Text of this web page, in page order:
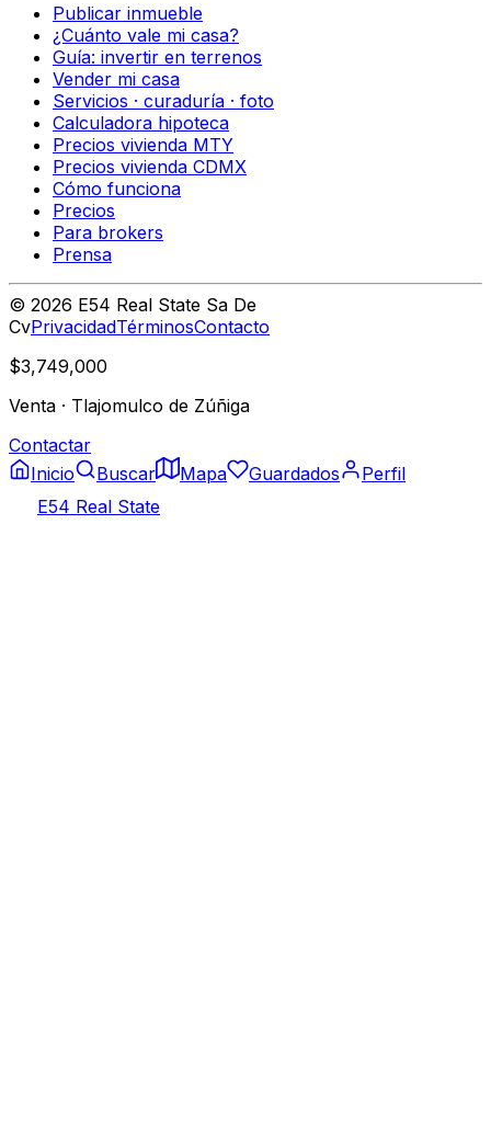
Publicar inmueble
¿Cuánto vale mi casa?
Guía: invertir en terrenos
Vender mi casa
Servicios · curaduría · foto
Calculadora hipoteca
Precios vivienda MTY
Precios vivienda CDMX
Cómo funciona
Precios
Para brokers
Prensa
© 2026 E54 Real State Sa De
CvPrivacidadTérminosContacto
$3,749,000
Venta · Tlajomulco de Zúñiga
Contactar
Inicio
Buscar Mapa Guardados
Perfil
E54 Real State